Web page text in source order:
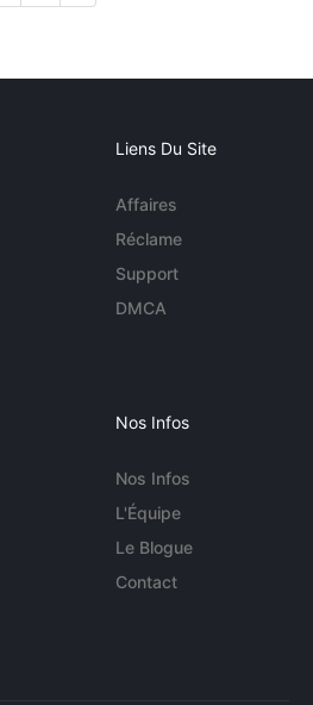
Liens Du Site
Affaires
Réclame
Support
DMCA
Nos Infos
Nos Infos
L'Équipe
Le Blogue
Contact